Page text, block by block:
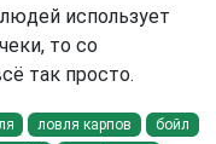
использует
то со
так просто.
ловля карпов
бойл